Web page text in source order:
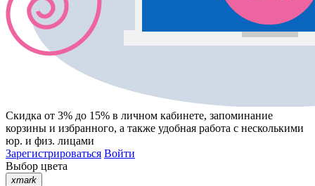
Скидка от 3% до 15% в личном кабинете, запоминание
корзины и избранного, а также удобная работа с несколькими
юр. и физ. лицами
Зарегистрироваться Войти
Выбор цвета
xmark